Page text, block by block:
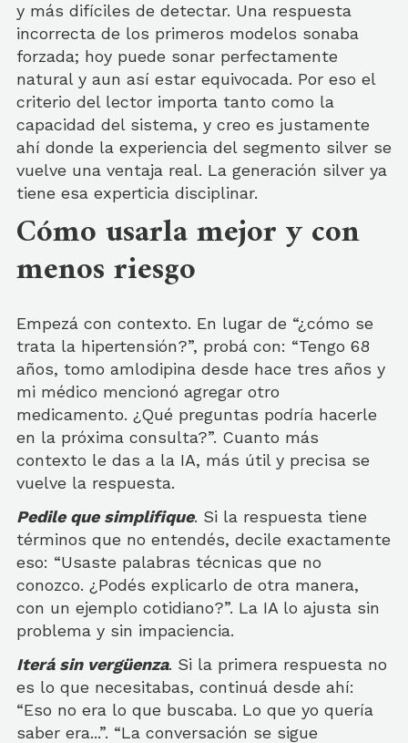
y más difíciles de detectar. Una respuesta
incorrecta de los primeros modelos sonaba
forzada; hoy puede sonar perfectamente
natural y aun así estar equivocada. Por eso el
criterio del lector importa tanto como la
capacidad del sistema, y creo es justamente
ahí donde la experiencia del segmento silver se
vuelve una ventaja real. La generación silver ya
tiene esa experticia disciplinar.
Cómo usarla mejor y con
menos riesgo
Empezá con contexto. En lugar de “¿cómo se
trata la hipertensión?”, probá con: “Tengo 68
años, tomo amlodipina desde hace tres años y
mi médico mencionó agregar otro
medicamento. ¿Qué preguntas podría hacerle
en la próxima consulta?”. Cuanto más
contexto le das a la IA, más útil y precisa se
vuelve la respuesta.
Pedile que simplifique. Si la respuesta tiene
términos que no entendés, decile exactamente
eso: “Usaste palabras técnicas que no
conozco. ¿Podés explicarlo de otra manera,
con un ejemplo cotidiano?”. La IA lo ajusta sin
problema y sin impaciencia.
Iterá sin vergüenza. Si la primera respuesta no
es lo que necesitabas, continuá desde ahí:
“Eso no era lo que buscaba. Lo que yo quería
saber era...”. “La conversación se sigue